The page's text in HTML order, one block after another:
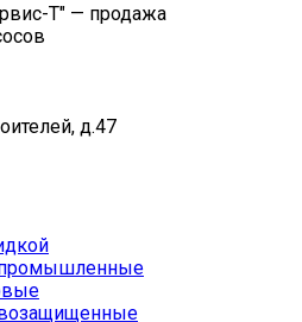
Т" — продажа
д.47